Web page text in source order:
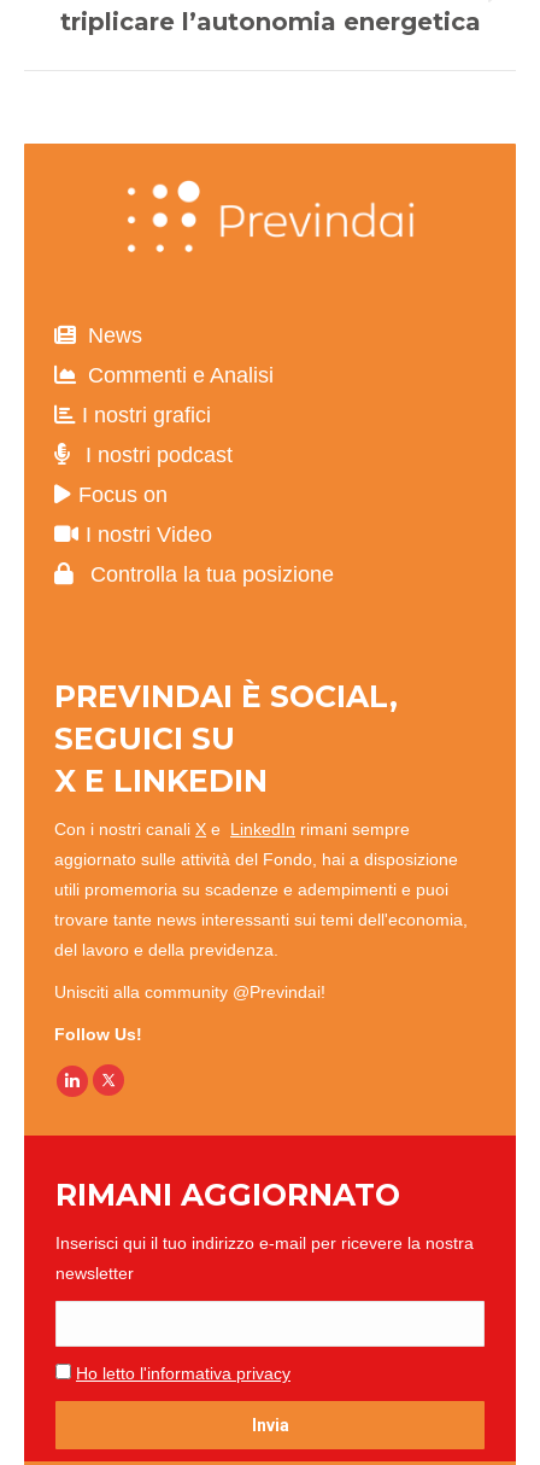
post:
triplicare l’autonomia energetica
News
Commenti e Analisi
I nostri grafici
I nostri podcast
Focus on
I nostri Video
Controlla la tua posizione
PREVINDAI È SOCIAL,
SEGUICI SU
X E LINKEDIN
Con i nostri canali X e LinkedIn rimani sempre
aggiornato sulle attività del Fondo, hai a disposizione
utili promemoria su scadenze e adempimenti e puoi
trovare tante news interessanti sui temi dell'economia,
del lavoro e della previdenza.
Unisciti alla community @Previndai!
Follow Us!
Linkedin
RIMANI AGGIORNATO
Inserisci qui il tuo indirizzo e-mail per ricevere la nostra
newsletter
Ho letto l'informativa privacy